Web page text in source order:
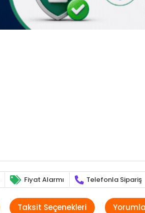
Fiyat Alarmı Telefonla Sipariş
Taksit Seçenekleri